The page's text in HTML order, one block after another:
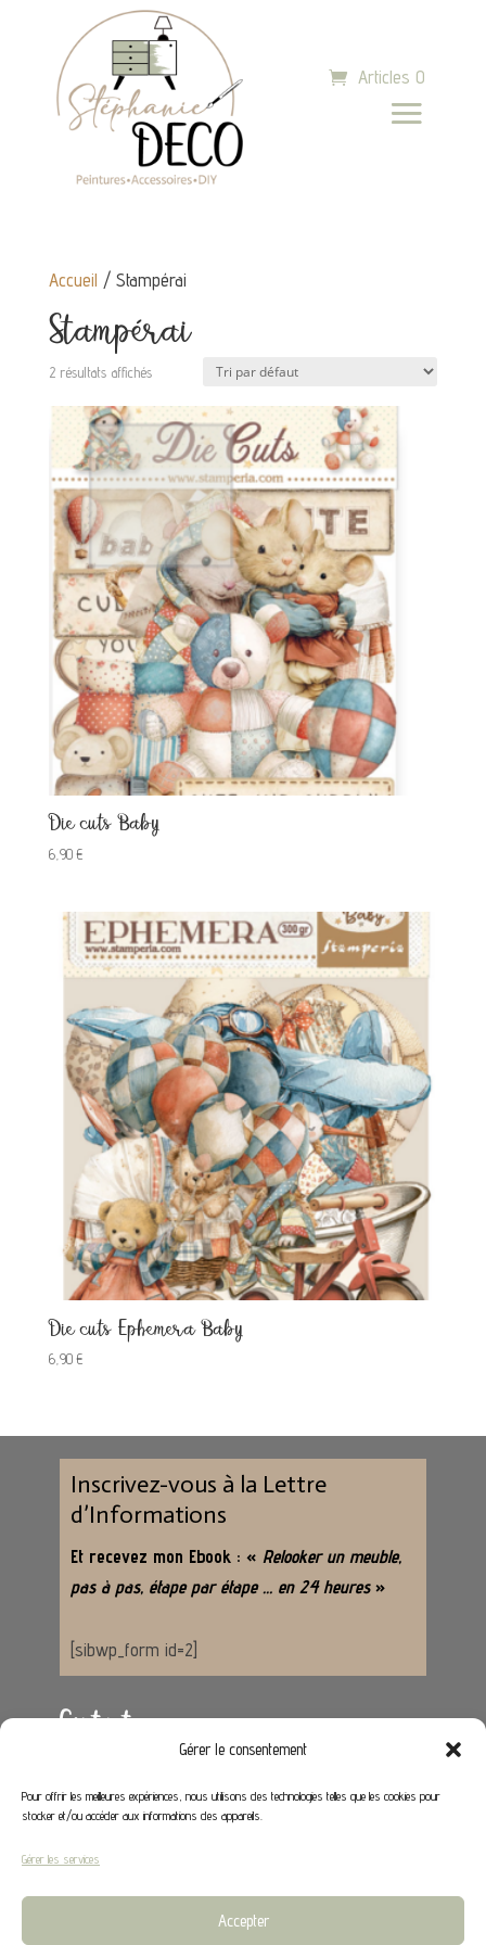
Gérer le consentement
Pour offrir les meilleures expériences, nous utilisons des technologies telles que les cookies pour
stocker et/ou accéder aux informations des appareils.
Gérer les services
Accepter
Articles 0
Accueil / Stampérai
Stampérai
2 résultats affichés
Die cuts Baby
6,90€
Die cuts Ephemera Baby
6,90€
Inscrivez-vous à la Lettre
d’Informations
Et recevez mon Ebook : « Relooker un meuble,
pas à pas, étape par étape … en 24 heures »
[sibwp_form id=2]
Contact
contact@stephaniedeco.fr
Liens utiles